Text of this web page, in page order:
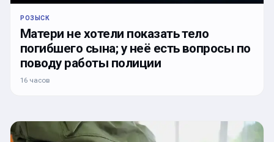
РОЗЫСК
Матери не хотели показать тело
погибшего сына; у неё есть вопросы по
поводу работы полиции
16 часов